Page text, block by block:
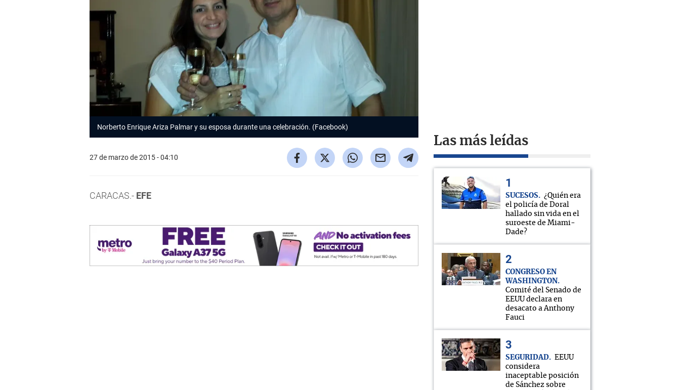
Norberto Enrique Ariza Palmar y su esposa durante una celebración. (Facebook)
27 de marzo de 2015 - 04:10
CARACAS.- EFE
Las más leídas
SUCESOS
¿Quién era
el policía de Doral
hallado sin vida en el
suroeste de Miami-
Dade?
CONGRESO EN
WASHINGTON
Comité del Senado de
EEUU declara en
desacato a Anthony
Fauci
SEGURIDAD
EEUU
considera
inaceptable posición
de Sánchez sobre